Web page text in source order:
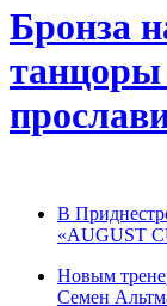
Бронза
танцоры
В
«AUGUST
Новым
Семен